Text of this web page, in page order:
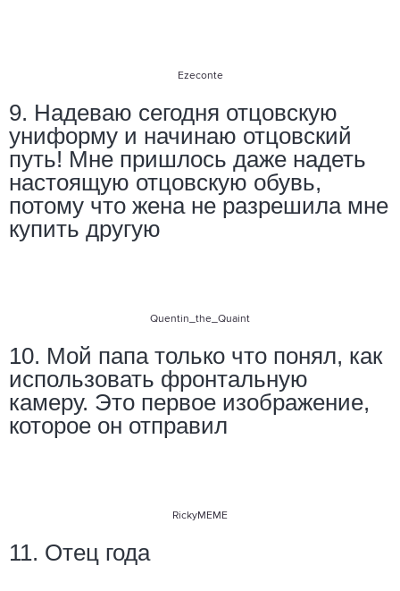
Ezeconte
9. Надеваю сегодня отцовскую
униформу и начинаю отцовский
путь! Мне пришлось даже надеть
настоящую отцовскую обувь,
потому что жена не разрешила мне
купить другую
Quentin_the_Quaint
10. Мой папа только что понял, как
использовать фронтальную
камеру. Это первое изображение,
которое он отправил
RickyMEME
11. Отец года